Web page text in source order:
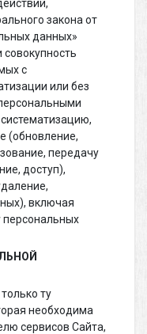
закона от
данных»
с
или без
(обновление,
передачу
доступ),
включая
персональных
ту
необходима
сервисов Сайта,